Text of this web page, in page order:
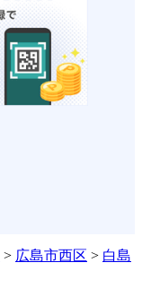
> 広島市西区 > 白島